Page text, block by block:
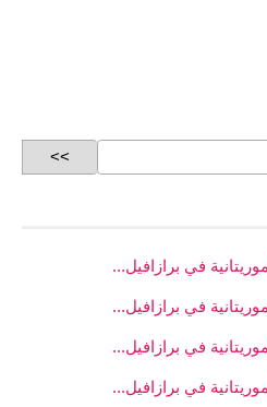
في برازافيل...
في برازافيل...
في برازافيل...
في برازافيل...